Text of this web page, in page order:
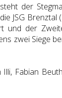
der
JSG
und der
zwei Siege
Fabian